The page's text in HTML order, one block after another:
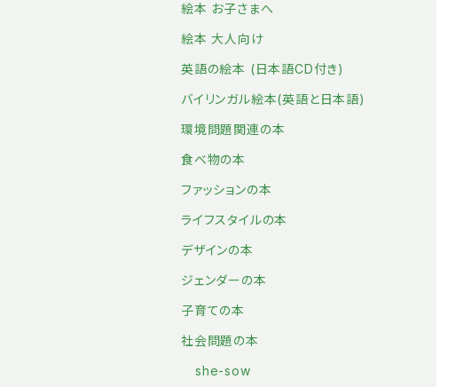
絵本 お子さまへ
絵本 大人向け
英語の絵本 (日本語CD付き)
バイリンガル絵本(英語と日本語)
環境問題関連の本
食べ物の本
ファッションの本
ライフスタイルの本
デザインの本
ジェンダーの本
子育ての本
社会問題の本
she-sow